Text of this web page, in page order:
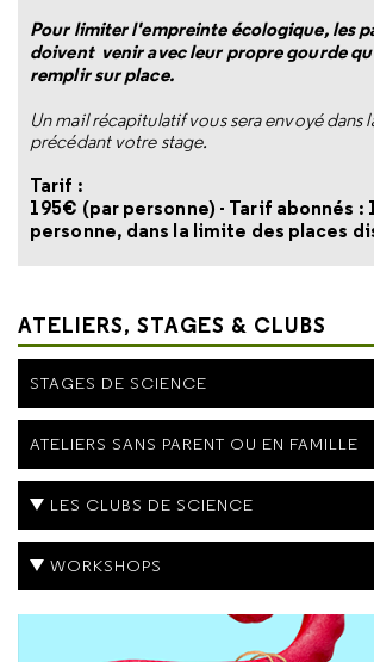
Pour limiter l'empreinte écologique, les
doivent venir avec leur propre gourde
remplir sur place.
Un mail récapitulatif vous sera envoyé dans
précédant votre stage.
Tarif :
195€ (par personne) - Tarif abonnés :
personne, dans la limite des places
ATELIERS, STAGES & CLUBS
STAGES DE SCIENCE
ATELIERS SANS PARENT OU EN FAMILLE
LES CLUBS DE SCIENCE
WORKSHOPS